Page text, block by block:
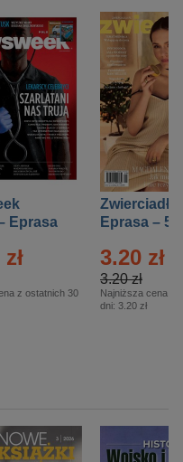
Eprasa
z ostatnich 30
Zwierciadło
Eprasa – 5/
3.20 zł
3.20 zł
Najniższa cena z
dni: 3.20 zł